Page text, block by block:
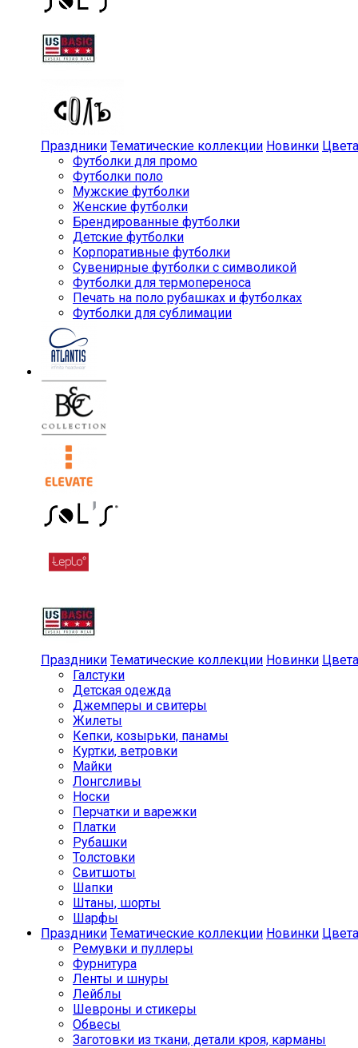
Праздники Тематические коллекции Новинки Цвета
Футболки для промо
Футболки поло
Мужские футболки
Женские футболки
Брендированные футболки
Детские футболки
Корпоративные футболки
Сувенирные футболки с символикой
Футболки для термопереноса
Печать на поло рубашках и футболках
Футболки для сублимации
Праздники Тематические коллекции Новинки Цвета
Галстуки
Детская одежда
Джемперы и свитеры
Жилеты
Кепки, козырьки, панамы
Куртки, ветровки
Майки
Лонгсливы
Носки
Перчатки и варежки
Платки
Рубашки
Толстовки
Свитшоты
Шапки
Штаны, шорты
Шарфы
Праздники Тематические коллекции Новинки Цвета
Ремувки и пуллеры
Фурнитура
Ленты и шнуры
Лейблы
Шевроны и стикеры
Обвесы
Заготовки из ткани, детали кроя, карманы